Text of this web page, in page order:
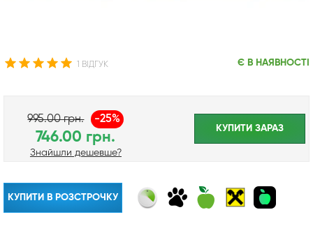
1 ВІДГУК Є В НАЯВНОСТІ
995.00 грн. -25%
746.00 грн.
Знайшли дешевше?
КУПИТИ ЗАРАЗ
КУПИТИ В РОЗСТРОЧКУ